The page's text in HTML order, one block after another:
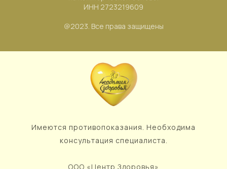
ИНН 2723219609
@2023. Все права защищены
Имеются противопоказания. Необходима
консультация специалиста.
ООО «Центр Здоровья»